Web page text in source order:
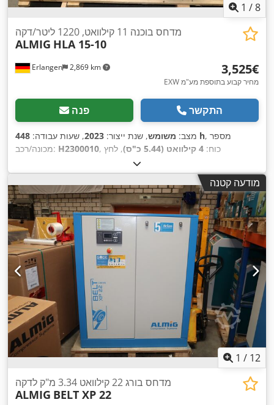
1 /8
Erlangen 2,869 km
מדחס בוכנה 11 קילוואט, 1220 ליטר/דקה
ALMIG HLA 15-10
‏3,525 ‏€
EXW מחיר קבוע בתוספת מע"מ
פנה התקשר
מצב: משומש, שנת ייצור: 2023, שעות עבודה: 448 h, מספר
מכונה/רכב: H2300010 , כוח: 4 קילוואט (5.44 כ"ס)
, לחץ
מודעה קטנה
1 / 12
מדחס בורג 22 קילוואט 3.34 מ"ק לדקה
ALMIG BELT XP 22